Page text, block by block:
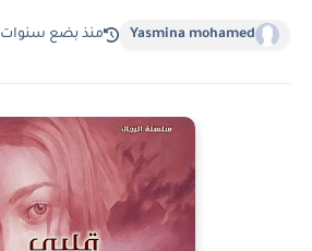
Yasmina mohamed منذ بضع سنوات